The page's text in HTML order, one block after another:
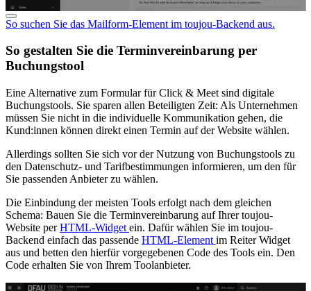
So suchen Sie das Mailform-Element im toujou-Backend aus.
So gestalten Sie die Terminvereinbarung per
Buchungstool
Eine Alternative zum Formular für Click & Meet sind digitale
Buchungstools. Sie sparen allen Beteiligten Zeit: Als Unternehmen
müssen Sie nicht in die individuelle Kommunikation gehen, die
Kund:innen können direkt einen Termin auf der Website wählen.
Allerdings sollten Sie sich vor der Nutzung von Buchungstools zu
den Datenschutz- und Tarifbestimmungen informieren, um den für
Sie passenden Anbieter zu wählen.
Die Einbindung der meisten Tools erfolgt nach dem gleichen
Schema: Bauen Sie die Terminvereinbarung auf Ihrer toujou-
Website perHTML-Widget ein. Dafür wählen Sie im toujou-
Backend einfach das passende HTML-Element im Reiter Widget
aus und betten den hierfür vorgegebenen Code des Tools ein. Den
Code erhalten Sie von Ihrem Toolanbieter.